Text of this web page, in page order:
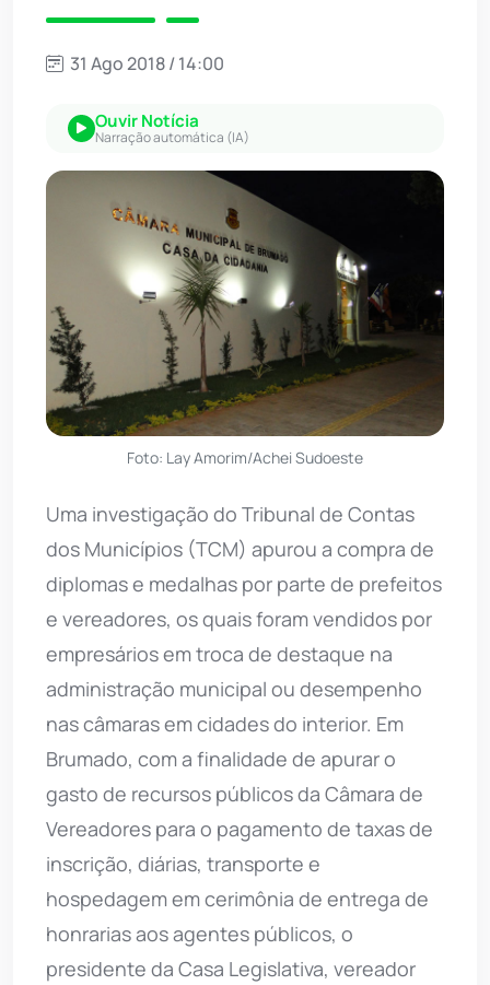
31 Ago 2018 / 14:00
Ouvir Notícia
Narração automática (IA)
Foto: Lay Amorim/Achei Sudoeste
Uma investigação do Tribunal de Contas
dos Municípios (TCM) apurou a compra de
diplomas e medalhas por parte de prefeitos
e vereadores, os quais foram vendidos por
empresários em troca de destaque na
administração municipal ou desempenho
nas câmaras em cidades do interior. Em
Brumado, com a finalidade de apurar o
gasto de recursos públicos da Câmara de
Vereadores para o pagamento de taxas de
inscrição, diárias, transporte e
hospedagem em cerimônia de entrega de
honrarias aos agentes públicos, o
presidente da Casa Legislativa, vereador